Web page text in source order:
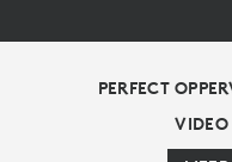
PERFECT